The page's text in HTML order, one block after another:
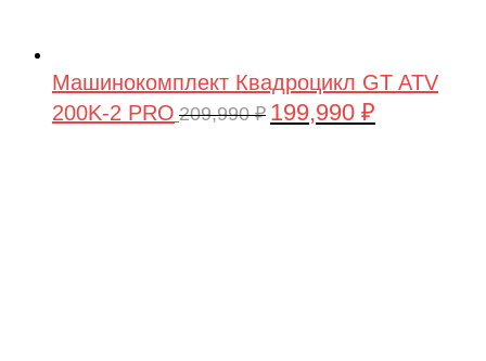
Машинокомплект Квадроцикл GT ATV
200K-2 PRO 209,990₽ Первоначальная
199,990 ₽